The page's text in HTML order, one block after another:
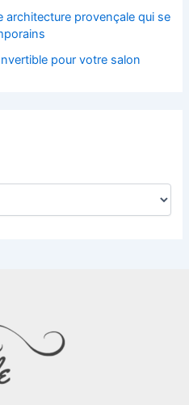
architecture provençale qui se
pour votre salon